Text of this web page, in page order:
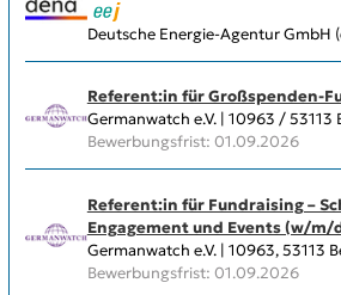
Deutsche Energie-Agentur GmbH
Referent:in für Großspenden-
Germanwatch e.V. | 10963 / 53113
Bewerbungsfrist: 01.09.2026
Referent:in für Fundraising –
Engagement und Events (w/m/
Germanwatch e.V. | 10963, 53113
Bewerbungsfrist: 01.09.2026